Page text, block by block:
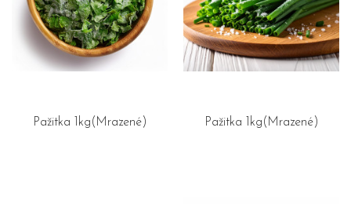
Pažitka 1kg(Mrazené) Pažitka 1kg(Mrazené)